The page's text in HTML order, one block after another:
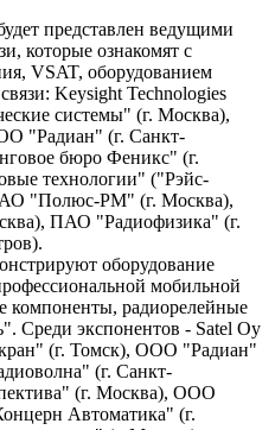
представлен ведущими
которые ознакомят с
VSAT, оборудованием
Keysight Technologies
системы" (г. Москва),
"Радиан" (г. Санкт-
бюро Феникс" (г.
технологии" ("Рэйс-
"Полюс-РМ" (г. Москва),
ПАО "Радиофизика" (г.
оборудование
мобильной
компоненты, радиорелейные
Среди экспонентов - Satel Oy
(г. Томск), ООО "Радиан"
(г. Санкт-
(г. Москва), ООО
Автоматика" (г.